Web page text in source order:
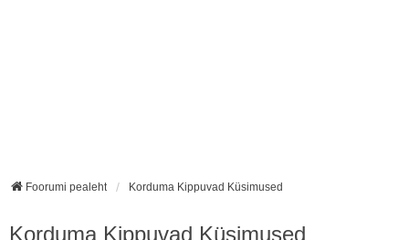
Foorumi pealeht Korduma Kippuvad Küsimused
Korduma Kippuvad Küsimused